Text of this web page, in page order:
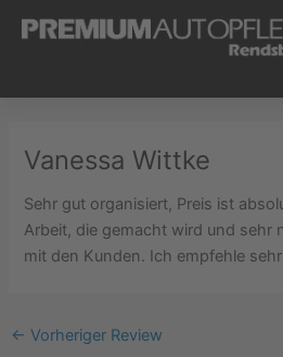
Inhalt
Vanessa Wittke
Sehr gut organisiert, Preis ist
Arbeit, die gemacht wird und sehr
mit den Kunden. Ich empfehle
← Vorheriger Review